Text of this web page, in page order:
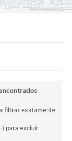
filtrar exatamente
) para excluir